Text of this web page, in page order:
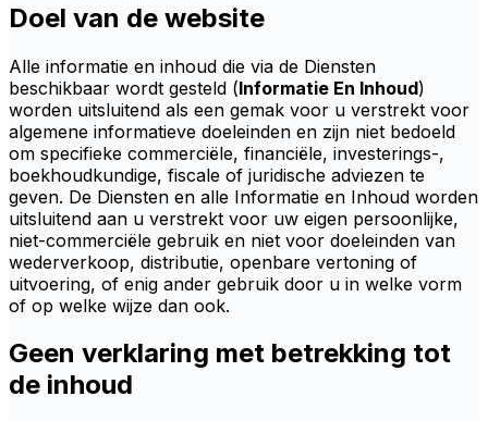
Doel van de website
Alle informatie en inhoud die via de Diensten
beschikbaar wordt gesteld (Informatie En Inhoud)
worden uitsluitend als een gemak voor u verstrekt voor
algemene informatieve doeleinden en zijn niet bedoeld
om specifieke commerciële, financiële, investerings-,
boekhoudkundige, fiscale of juridische adviezen te
geven. De Diensten en alle Informatie en Inhoud worden
uitsluitend aan u verstrekt voor uw eigen persoonlijke,
niet-commerciële gebruik en niet voor doeleinden van
wederverkoop, distributie, openbare vertoning of
uitvoering, of enig ander gebruik door u in welke vorm
of op welke wijze dan ook.
Geen verklaring met betrekking tot
de inhoud